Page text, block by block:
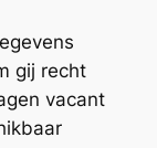
gij recht
vacant